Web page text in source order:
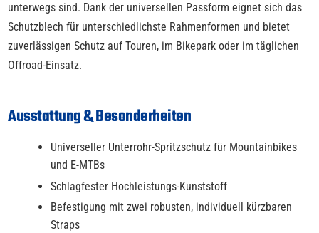
unterwegs sind. Dank der universellen Passform eignet sich das
Schutzblech für unterschiedlichste Rahmenformen und bietet
zuverlässigen Schutz auf Touren, im Bikepark oder im täglichen
Offroad-Einsatz.
Ausstattung & Besonderheiten
Universeller Unterrohr-Spritzschutz für Mountainbikes
und E-MTBs
Schlagfester Hochleistungs-Kunststoff
Befestigung mit zwei robusten, individuell kürzbaren
Straps